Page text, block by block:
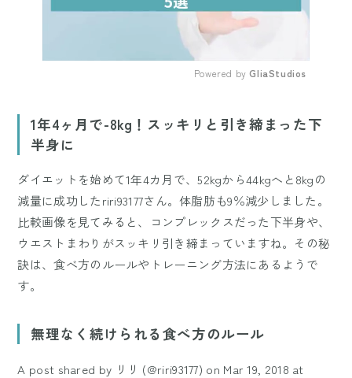
Powered by GliaStudios
1年4ヶ月で-8kg！スッキリと引き締まった下
半身に
ダイエットを始めて1年4カ月で、52kgから44kgへと8kgの
減量に成功したriri93177さん。体脂肪も9％減少しました。
比較画像を見てみると、コンプレックスだった下半身や、
ウエストまわりがスッキリ引き締まっていますね。その秘
訣は、食べ方のルールやトレーニング方法にあるようで
す。
無理なく続けられる食べ方のルール
A post shared by リリ (@riri93177) on Mar 19, 2018 at